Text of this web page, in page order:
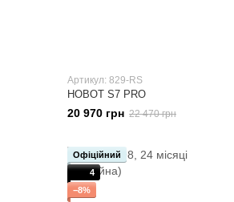
Артикул: 829-RS
HOBOT S7 PRO
20 970 грн 22 470 грн
Офіційний
4
−8%